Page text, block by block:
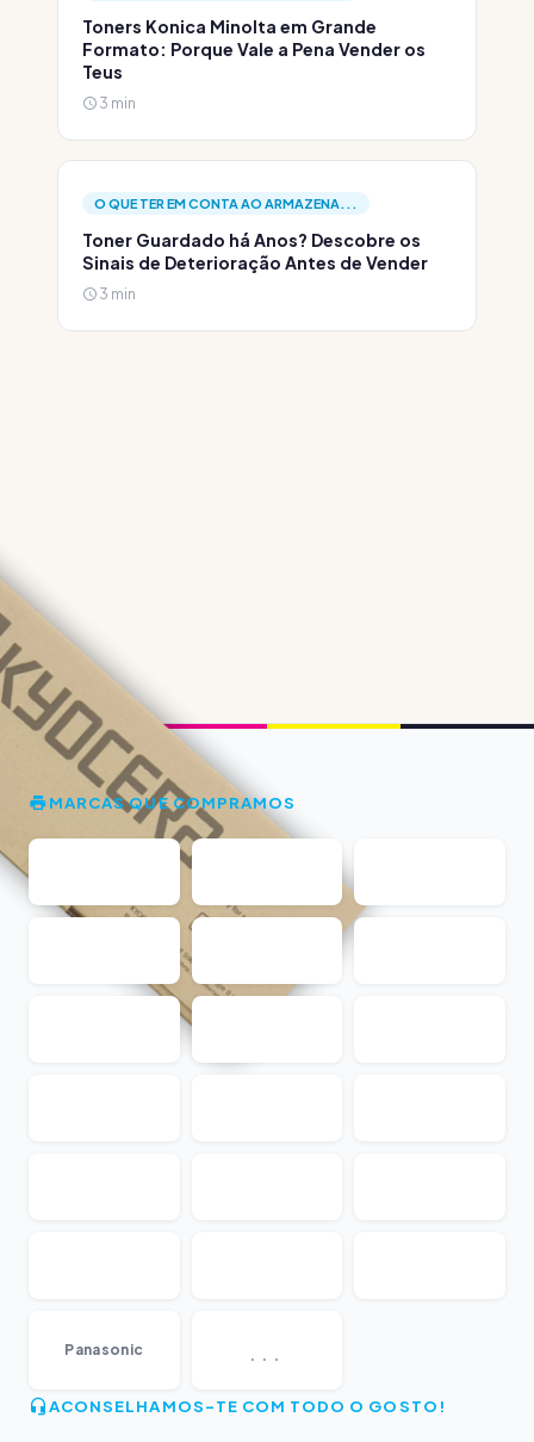
Toners Konica Minolta em Grande
Formato: Porque Vale a Pena Vender os
Teus
3 min
O QUE TER EM CONTA AO ARMAZENA...
Toner Guardado há Anos? Descobre os
Sinais de Deterioração Antes de Vender
3 min
MARCAS QUE COMPRAMOS
Panasonic ...
ACONSELHAMOS-TE COM TODO O GOSTO!